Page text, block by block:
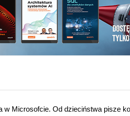
w Microsofcie. Od dzieciństwa pisze